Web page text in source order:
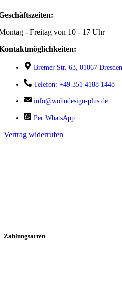
- Freitag von 10 - 17 Uhr
Bremer Str. 63, 01067 Dresden
Telefon: +49 351 4188 1448
info@wohndesign-plus.de
Per WhatsApp
Vertrag widerrufen
Zahlungsarten